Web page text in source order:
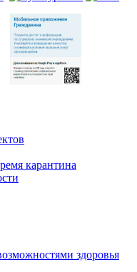
карантина
здоровья